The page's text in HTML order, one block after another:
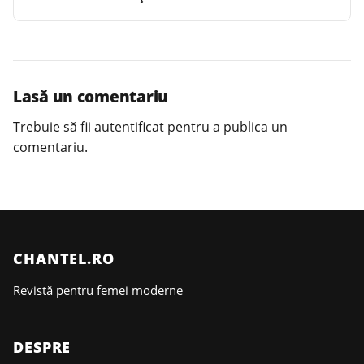
Lasă un comentariu
Trebuie să fii autentificat pentru a publica un
comentariu.
CHANTEL.RO
Revistă pentru femei moderne
DESPRE